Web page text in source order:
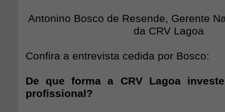
Antonino Bosco de Resende, Gerente
da CRV Lagoa
Confira a entrevista cedida por Bosco:
De que forma a CRV Lagoa
profissional?